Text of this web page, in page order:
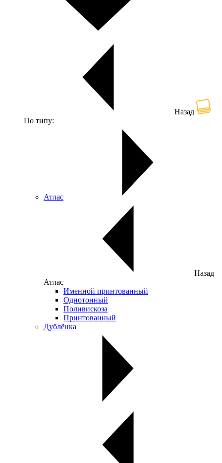
Назад
По типу:
Атлас
Назад
Атлас
Именной принтованный
Однотонный
Поливискоза
Принтованный
Дублёнка